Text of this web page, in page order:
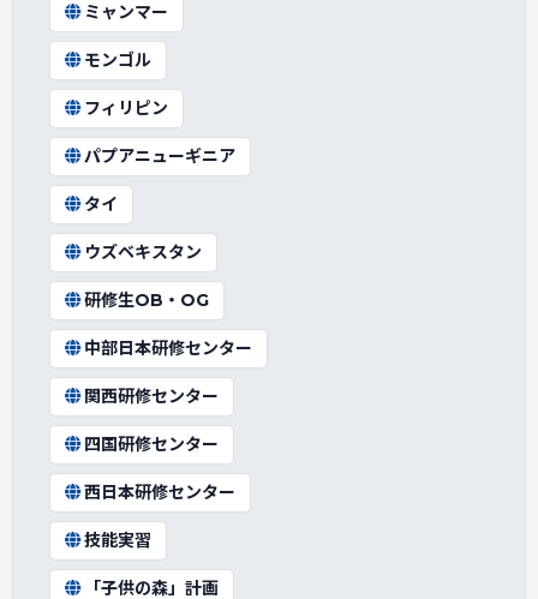
ミャンマー
モンゴル
フィリピン
パプアニューギニア
タイ
ウズベキスタン
研修生OB・OG
中部日本研修センター
関西研修センター
四国研修センター
西日本研修センター
技能実習
「子供の森」計画